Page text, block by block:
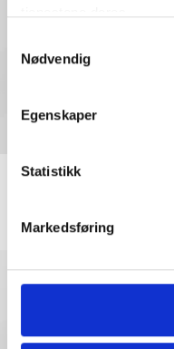
Nødvendig
Egenskaper
Statistikk
Markedsføring
Becksøndergaard – Merry
Beaded Bow – Silver
kr329,00 kr165,00